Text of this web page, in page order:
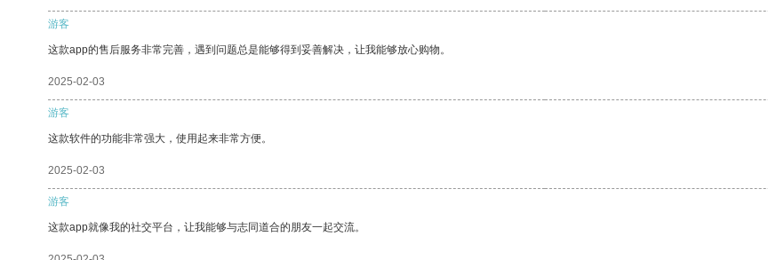
游客
这款app的售后服务非常完善，遇到问题总是能够得到妥善解决，让我能够放心购物。
2025-02-03
游客
这款软件的功能非常强大，使用起来非常方便。
2025-02-03
游客
这款app就像我的社交平台，让我能够与志同道合的朋友一起交流。